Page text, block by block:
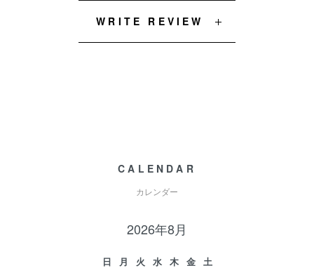
WRITE REVIEW
CALENDAR
カレンダー
2026年8月
日 月 火 水 木 金
土